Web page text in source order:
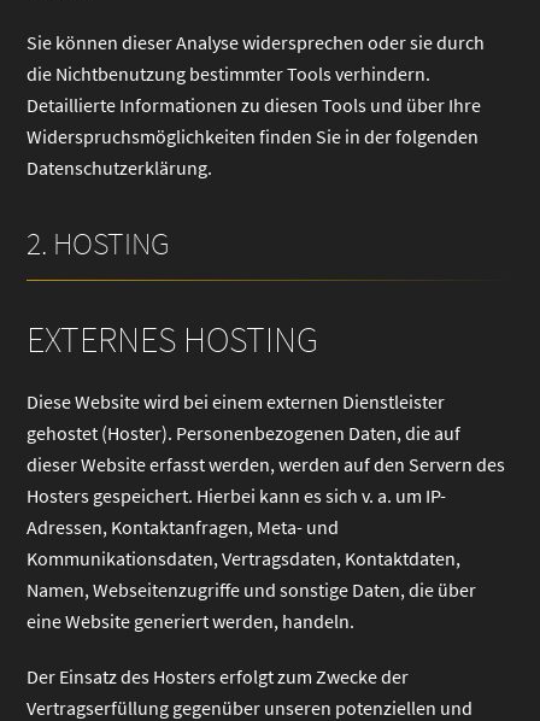
Sie können dieser Analyse widersprechen oder sie durch
die Nichtbenutzung bestimmter Tools verhindern.
Detaillierte Informationen zu diesen Tools und über Ihre
Widerspruchsmöglichkeiten finden Sie in der folgenden
Datenschutzerklärung.
2. HOSTING
EXTERNES HOSTING
Diese Website wird bei einem externen Dienstleister
gehostet (Hoster). Personenbezogenen Daten, die auf
dieser Website erfasst werden, werden auf den Servern des
Hosters gespeichert. Hierbei kann es sich v. a. um IP-
Adressen, Kontaktanfragen, Meta- und
Kommunikationsdaten, Vertragsdaten, Kontaktdaten,
Namen, Webseitenzugriffe und sonstige Daten, die über
eine Website generiert werden, handeln.
Der Einsatz des Hosters erfolgt zum Zwecke der
Vertragserfüllung gegenüber unseren potenziellen und